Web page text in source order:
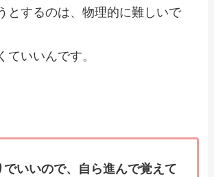
とするのは、物理的に難しいで
ていいんです。
でいいので、自ら進んで覚えて